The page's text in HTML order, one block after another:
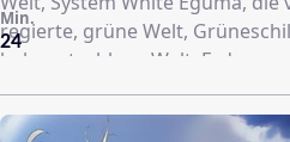
regierte, grüne Welt,
bekannte, blaue Welt, Erde,
plötzlich öffnenden Hairou-
dem Aufeinandertreffen dieser
24
Min.